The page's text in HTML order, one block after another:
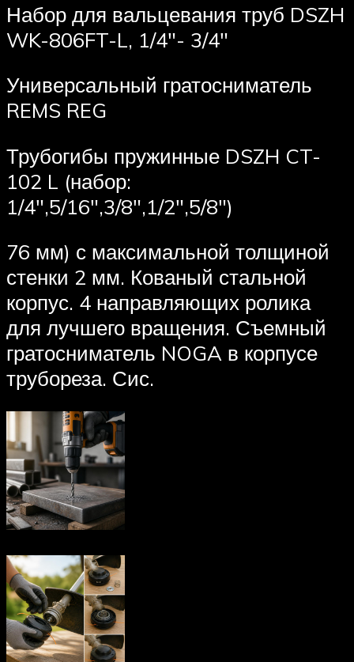
Набор для вальцевания труб DSZH
WK-806FT-L, 1/4″- 3/4″
Универсальный гратосниматель
REMS REG
Трубогибы пружинные DSZH CT-
102 L (набор:
1/4″,5/16″,3/8″,1/2″,5/8″)
76 мм) с максимальной толщиной
стенки 2 мм. Кованый стальной
корпус. 4 направляющих ролика
для лучшего вращения. Съемный
гратосниматель NOGA в корпусе
трубореза. Сис.